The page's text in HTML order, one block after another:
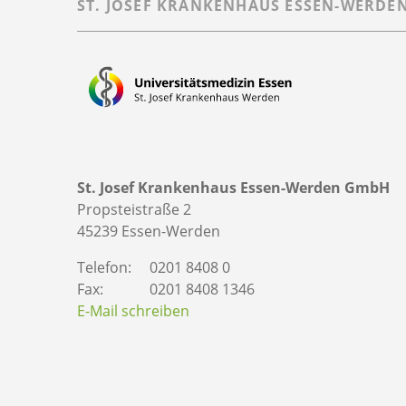
ST. JOSEF KRANKENHAUS ESSEN-
St. Josef Krankenhaus Essen-Werden GmbH
Propsteistraße 2
45239 Essen-Werden
Telefon:
0201 8408 0
Fax:
0201 8408 1346
E-Mail schreiben